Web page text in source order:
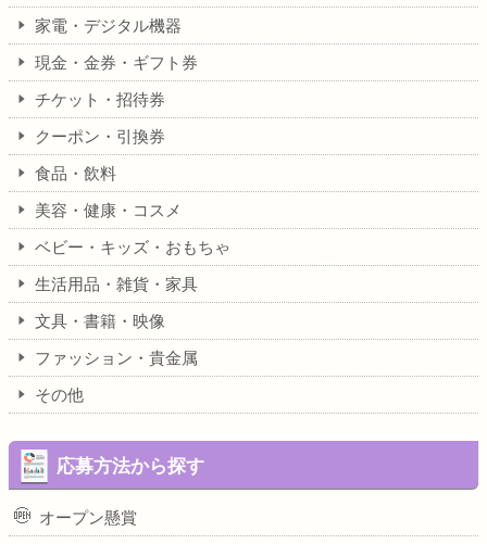
家電・デジタル機器
現金・金券・ギフト券
チケット・招待券
クーポン・引換券
食品・飲料
美容・健康・コスメ
ベビー・キッズ・おもちゃ
生活用品・雑貨・家具
文具・書籍・映像
ファッション・貴金属
その他
応募方法から探す
オープン懸賞